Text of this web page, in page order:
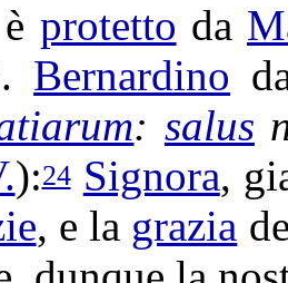
protetto da
Bernardino
: salus
):24 Signora,
, e la grazia